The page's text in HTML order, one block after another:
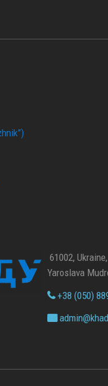
61002,
Yaroslava
+38 (050)
admin@